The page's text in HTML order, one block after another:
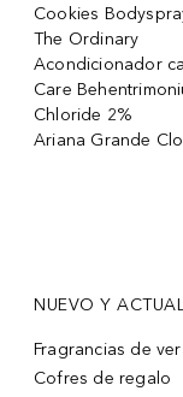
Cookies
The Ordinary
Acondicionador
Care
Chloride 2%
Ariana Grande
NUEVO Y
Fragrancias de
Cofres de regalo